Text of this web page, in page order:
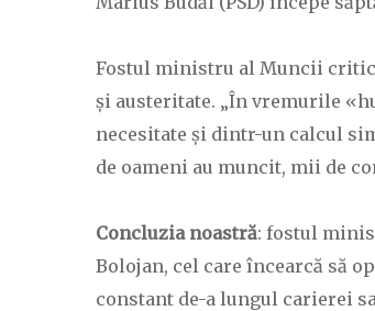
Fostul ministru al Muncii
și austeritate. „În vremurile
necesitate și dintr-un calcul
de oameni au muncit, mii de
Concluzia noastră: fostul
Bolojan, cel care încearcă să
constant de-a lungul carierei